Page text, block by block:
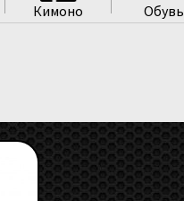
Кимоно Обувь